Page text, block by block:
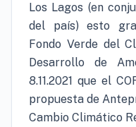
Los Lagos (en
del país) esto
Fondo Verde del
Desarrollo de
8.11.2021 que el
propuesta de
Cambio Climático